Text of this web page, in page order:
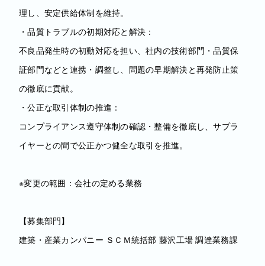
理し、安定供給体制を維持。
・品質トラブルの初期対応と解決：
不良品発生時の初動対応を担い、社内の技術部門・品質保
証部門などと連携・調整し、問題の早期解決と再発防止策
の徹底に貢献。
・公正な取引体制の推進：
コンプライアンス遵守体制の確認・整備を徹底し、サプラ
イヤーとの間で公正かつ健全な取引を推進。
※変更の範囲：会社の定める業務
【募集部門】
建築・産業カンパニー ＳＣＭ統括部 藤沢工場 調達業務課